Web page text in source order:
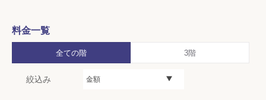
料金一覧
全ての階 3階
絞込み 金額